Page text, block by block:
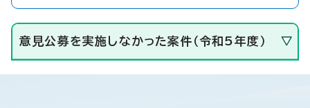
意見公募を実施しなかった案件（令和5年度）